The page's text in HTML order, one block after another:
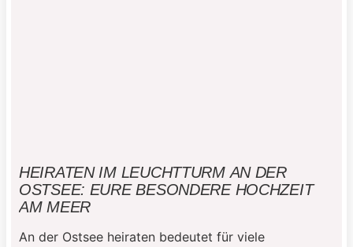
HEIRATEN IM LEUCHTTURM AN DER
OSTSEE: EURE BESONDERE HOCHZEIT
AM MEER
An der Ostsee heiraten bedeutet für viele